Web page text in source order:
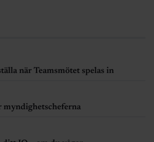
när Teamsmötet spelas in
myndighetscheferna